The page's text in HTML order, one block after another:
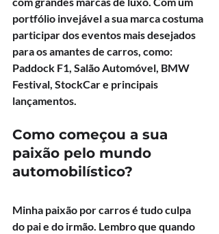
portfólio invejável a sua marca costuma
participar dos eventos mais desejados
para os amantes de carros, como:
Paddock F1, Salão Automóvel, BMW
Festival, StockCar e principais
lançamentos.
Como começou a sua
paixão pelo mundo
automobilístico?
Minha paixão por carros é tudo culpa
do pai e do irmão. Lembro que quando